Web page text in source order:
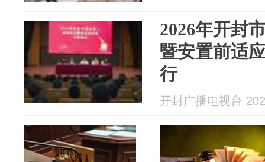
2026年开封
暨安置前适
行
开封广播电视台